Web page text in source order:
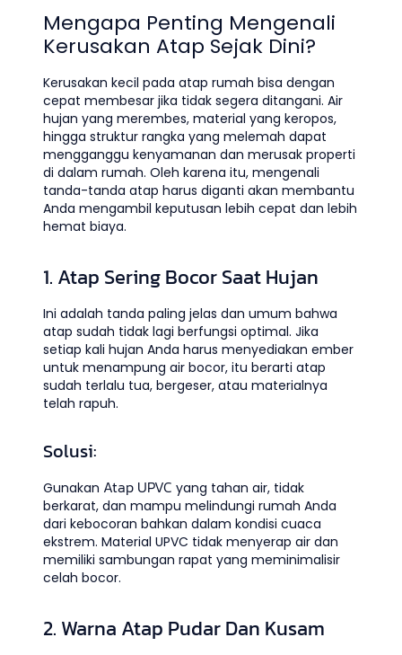
Mengapa Penting Mengenali
Kerusakan Atap Sejak Dini?
Kerusakan kecil pada atap rumah bisa dengan
cepat membesar jika tidak segera ditangani. Air
hujan yang merembes, material yang keropos,
hingga struktur rangka yang melemah dapat
mengganggu kenyamanan dan merusak properti
di dalam rumah. Oleh karena itu, mengenali
tanda-tanda atap harus diganti akan membantu
Anda mengambil keputusan lebih cepat dan lebih
hemat biaya.
1. Atap Sering Bocor Saat Hujan
Ini adalah tanda paling jelas dan umum bahwa
atap sudah tidak lagi berfungsi optimal. Jika
setiap kali hujan Anda harus menyediakan ember
untuk menampung air bocor, itu berarti atap
sudah terlalu tua, bergeser, atau materialnya
telah rapuh.
Solusi:
Gunakan Atap UPVC yang tahan air, tidak
berkarat, dan mampu melindungi rumah Anda
dari kebocoran bahkan dalam kondisi cuaca
ekstrem. Material UPVC tidak menyerap air dan
memiliki sambungan rapat yang meminimalisir
celah bocor.
2. Warna Atap Pudar Dan Kusam